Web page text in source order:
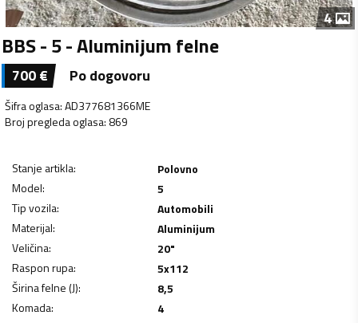
4
BBS - 5 - Aluminijum felne
700€ Po dogovoru
Šifra oglasa:AD377681366ME
Broj pregleda oglasa: 869
Stanje artikla:
Polovno
Model:
5
Tip vozila:
Automobili
Materijal:
Aluminijum
Veličina:
20"
Raspon rupa:
5x112
Širina felne (J):
8,5
Komada: 4